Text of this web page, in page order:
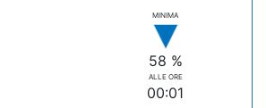
MINIMA
58 %
ALLE ORE
00:01